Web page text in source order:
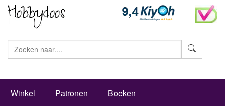
Winkel Patronen Boeken